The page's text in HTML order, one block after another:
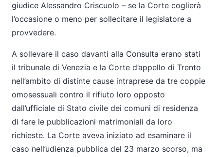
giudice Alessandro Criscuolo – se la Corte coglierà
l’occasione o meno per sollecitare il legislatore a
provvedere.
A sollevare il caso davanti alla Consulta erano stati
il tribunale di Venezia e la Corte d’appello di Trento
nell’ambito di distinte cause intraprese da tre coppie
omosessuali contro il rifiuto loro opposto
dall’ufficiale di Stato civile dei comuni di residenza
di fare le pubblicazioni matrimoniali da loro
richieste. La Corte aveva iniziato ad esaminare il
caso nell’udienza pubblica del 23 marzo scorso, ma